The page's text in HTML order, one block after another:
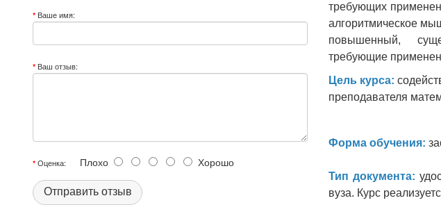
Ваше имя:
Ваш отзыв:
Оценка: Плохо Хорошо
Отправить отзыв
требующих
алгоритмическое
повышенный,
требующие
Цель курса:
преподавателя
Форма обучения:
Тип документа:
вуза. Курс